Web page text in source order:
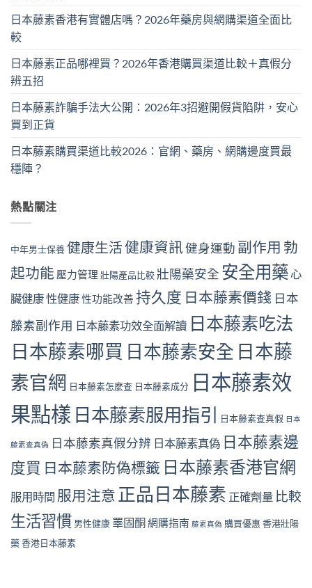
日本藤素香港有實體店嗎？2026年藥房與網購渠道全面比
較
日本藤素正品哪裡買？2026年香港購買渠道比較＋真假分
辨五招
日本藤素詐騙手法大公開：2026年3招避開假貨陷阱，安心
買到正貨
日本藤素購買渠道比較2026：官網、藥房、網購邊度買最
穩陣？
熱點關注
中年男士保養健康生活健康資訊健身運動 副作用 勃
起功能 壓力管理 壯陽產品比較壯陽藥安全 安全用藥 心
臟健康性健康性功能改善 持久度 日本藤素價錢 日本
藤素副作用 日本藤素功效全面解讀 日本藤素吃法
日本藤素哪買 日本藤素安全 日本藤
素官網 日本藤素怎麼查 日本藤素成分 日本藤素效
果點樣 日本藤素服用指引 日本藤素查真假 日本
藤素查真偽 日本藤素真假分辨 日本藤素真偽 日本藤素邊
度買 日本藤素防偽標籤 日本藤素香港官網
服用時間 服用注意 正品日本藤素 正確劑量 比較
生活習慣 男性健康睪固酮 網購指南 藤素真偽 購買優惠 香港壯陽
藥香港日本藤素